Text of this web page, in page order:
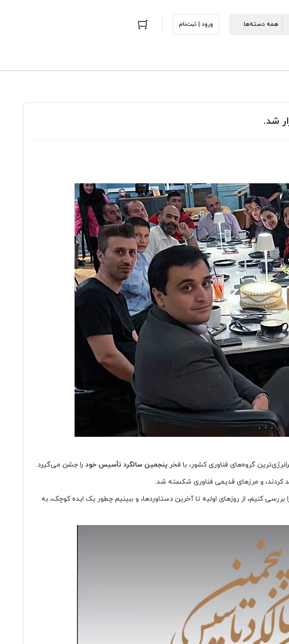
ورود | ثبت‌نام
شد.
گروه‌های فناوری کشور، با فخر پنجمین سالگرد تأسیس خود را جشن می‌گیرد.
کردند، و مرزهای قدیمی فناوری شکسته شد.
بررسی کنیم، از روزهای اولیه تا آخرین دستاوردها، و ببینیم چطور یک ایده کوچک، به